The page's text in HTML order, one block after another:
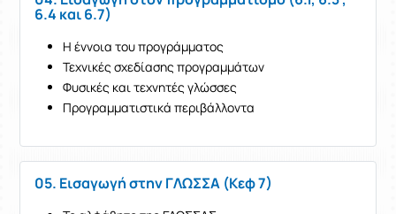
6.4 και 6.7)
Η έννοια του προγράμματος
Τεχνικές σχεδίασης προγραμμάτων
Φυσικές και τεχνητές γλώσσες
Προγραμματιστικά περιβάλλοντα
05. Εισαγωγή στην ΓΛΩΣΣΑ (Κεφ 7)